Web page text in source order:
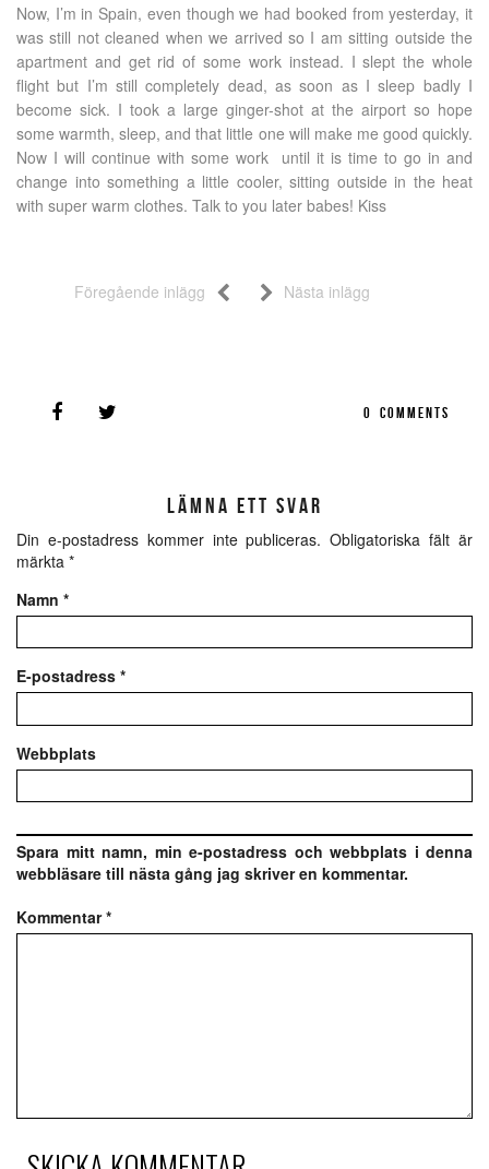
Now, I’m in Spain, even though we had booked from yesterday, it
was still not cleaned when we arrived so I am sitting outside the
apartment and get rid of some work instead. I slept the whole
flight but I’m still completely dead, as soon as I sleep badly I
become sick. I took a large ginger-shot at the airport so hope
some warmth, sleep, and that little one will make me good quickly.
Now I will continue with some work until it is time to go in and
change into something a little cooler, sitting outside in the heat
with super warm clothes. Talk to you later babes! Kiss
Föregående inlägg Nästa inlägg
0 COMMENTS
LÄMNA ETT SVAR
Din e-postadress kommer inte publiceras. Obligatoriska fält är
märkta *
Namn *
E-postadress *
Webbplats
Spara mitt namn, min e-postadress och webbplats i denna
webbläsare till nästa gång jag skriver en kommentar.
Kommentar*